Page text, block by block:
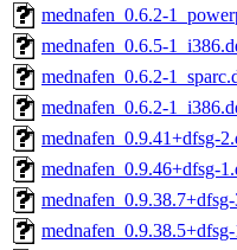
mednafen_0.6.2-
mednafen_0.6.5-
mednafen_0.6.2-
mednafen_0.6.2-
mednafen_0.9.41+dfsg-
mednafen_0.9.46+dfsg-